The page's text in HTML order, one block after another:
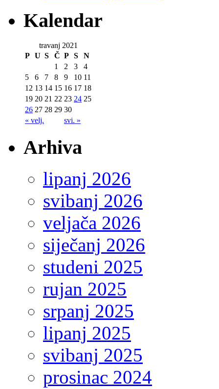
Kalendar
travanj 2021
P U S Č P S N
« velj. svi. »
1 2 3
4
5
6 7 8 9 10 11
12 13 14 15 16 17 18
19 20 21 22 23 24 25
26 27 28 29 30
Arhiva
lipanj 2026
svibanj 2026
veljača 2026
siječanj 2026
studeni 2025
rujan 2025
srpanj 2025
lipanj 2025
svibanj 2025
prosinac 2024